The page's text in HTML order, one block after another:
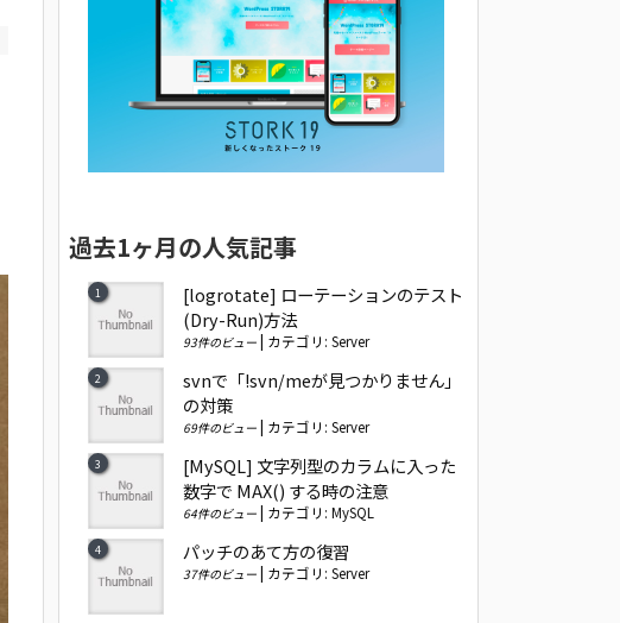
過去1ヶ月の人気記事
[logrotate] ローテーションのテスト
(Dry-Run)方法
93件のビュー カテゴリ: Server
svnで「!svn/meが見つかりません」
の対策
69件のビュー カテゴリ: Server
[MySQL] 文字列型のカラムに入った
数字で MAX() する時の注意
64件のビュー カテゴリ: MySQL
パッチのあて方の復習
37件のビュー カテゴリ: Server